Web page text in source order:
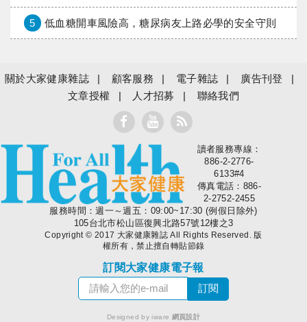
5 低血糖開車風險高，糖尿病友上路必學的安全守則
關於大家健康雜誌 顧客服務 電子雜誌
廣告刊登
文章授權
人才招募 聯絡我們
大家健康
讀者服務專線：
886-2-2776-
6133#4
傳真電話：886-
2-2752-2455
服務時間：週一～週五：09:00~17:30 (例假日除外)
105台北市松山區復興北路57號12樓之3
Copyright © 2017 大家健康雜誌 All Rights Reserved. 版
權所有，禁止擅自轉貼節錄
訂閱大家健康電子報
Designed by iware 網頁設計